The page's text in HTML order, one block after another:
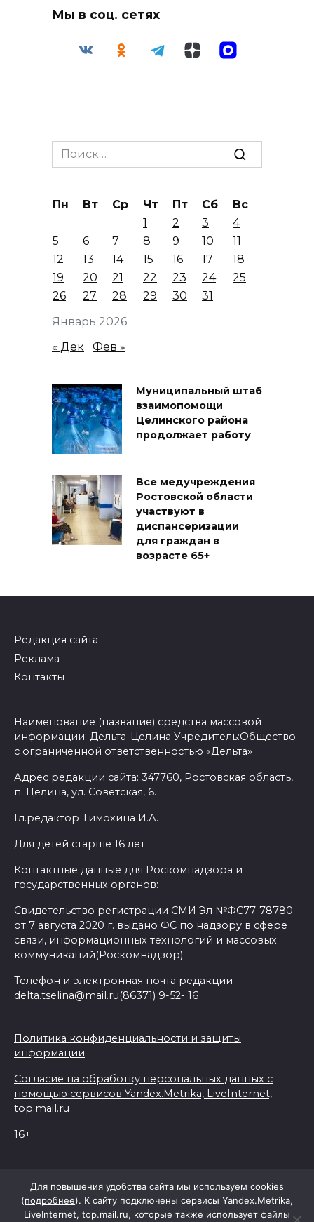
Мы в соц. сетях
Search
for:
Январь 2026
Пн Вт Ср Чт Пт Сб
Вс
1
2 3
4
5
6 7 8 9 10
11
12
13 14 15 16 17
18
19
20 21 22 23 24
25
26
27 28 29 30 31
« Дек Фев »
Муниципальный штаб
взаимопомощи
Целинского района
продолжает работу
Все медучреждения
Ростовской области
участвуют в
диспансеризации
для граждан в
возрасте 65+
Редакция сайта
Реклама
Контакты
Наименование (название) средства массовой
информации: Дельта-Целина Учредитель:Общество
с ограниченной ответственностью «Дельта»
Адрес редакции сайта: 347760, Ростовская область,
п. Целина, ул. Советская, 6.
Гл.редактор Тимохина И.А.
Для детей старше 16 лет.
Контактные данные для Роскомнадзора и
государственных органов:
Свидетельство регистрации СМИ Эл №ФС77-78780
от 7 августа 2020 г. выдано ФС по надзору в сфере
связи, информационных технологий и массовых
коммуникаций(Роскомнадзор)
Телефон и электронная почта редакции
delta.tselina@mail.ru(86371) 9-52- 16
Политика конфиденциальности и защиты
информации
Согласие на обработку персональных данных с
помощью сервисов Yandex.Metrika, LiveInternet,
top.mail.ru
16+
Для повышения удобства сайта мы используем cookies
(подробнее). К сайту подключены сервисы Yandex.Metrika,
LiveInternet, top.mail.ru, которые также использует файлы